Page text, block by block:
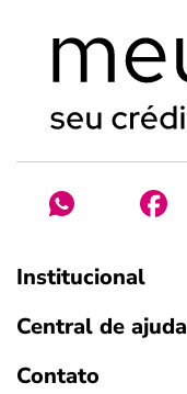
Institucional
Central de ajuda
Contato